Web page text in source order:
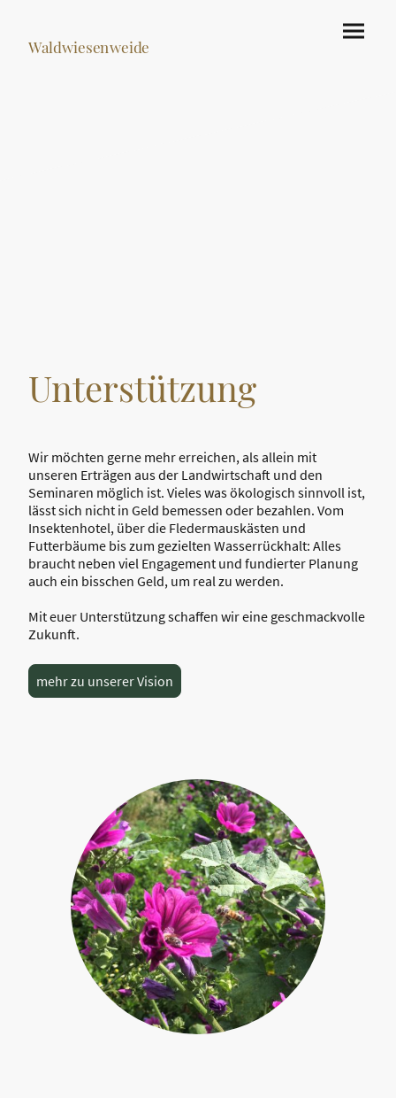
Waldwiesenweide
Unterstützung
Wir möchten gerne mehr erreichen, als allein mit
unseren Erträgen aus der Landwirtschaft und den
Seminaren möglich ist. Vieles was ökologisch sinnvoll ist,
lässt sich nicht in Geld bemessen oder bezahlen. Vom
Insektenhotel, über die Fledermauskästen und
Futterbäume bis zum gezielten Wasserrückhalt: Alles
braucht neben viel Engagement und fundierter Planung
auch ein bisschen Geld, um real zu werden.
Mit euer Unterstützung schaffen wir eine geschmackvolle
Zukunft.
mehr zu unserer Vision